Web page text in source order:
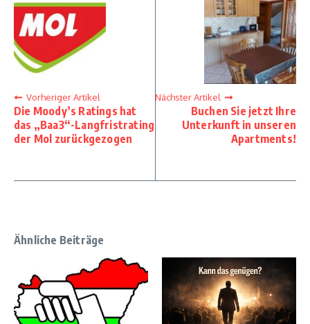
Vorheriger Artikel
Die Moody’s Ratings hat
das „Baa3“-Langfristrating
der Mol zurückgezogen
Nächster Artikel
Buchen Sie jetzt Ihre
Unterkunft in unseren
Apartments!
Ähnliche Beiträge